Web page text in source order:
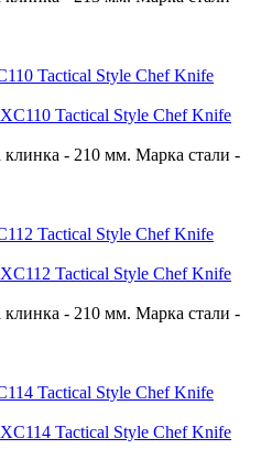
Tactical Style Chef Knife
- 210 мм. Марка стали -
Tactical Style Chef Knife
- 210 мм. Марка стали -
Tactical Style Chef Knife